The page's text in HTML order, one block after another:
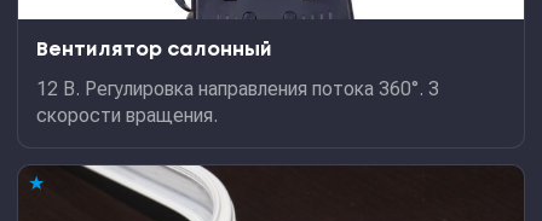
Вентилятор салонный
12 В. Регулировка направления потока 360°. 3
скорости вращения.
★